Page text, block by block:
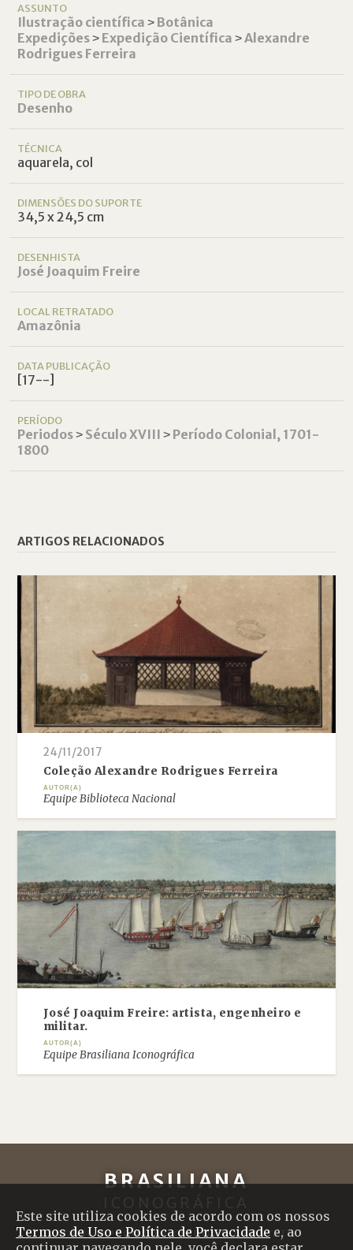
Este site utiliza cookies de acordo com os nossos
Termos de Uso e Política de Privacidade e, ao
ASSUNTO
Ilustração científica ˃ Botânica
Expedições˃ Expedição Científica ˃Alexandre
Rodrigues Ferreira
TIPO DE OBRA
Desenho
TÉCNICA
aquarela, col
DIMENSÕES DO SUPORTE
34,5 x 24,5 cm
DESENHISTA
José Joaquim Freire
LOCAL RETRATADO
Amazônia
DATA PUBLICAÇÃO
[17--]
PERÍODO
Periodos˃ Século XVIII ˃ Período Colonial, 1701-
1800
ARTIGOS RELACIONADOS
24/11/2017
Coleção Alexandre Rodrigues Ferreira
AUTOR(A)
Equipe Biblioteca Nacional
José Joaquim Freire: artista, engenheiro e
militar.
AUTOR(A)
Equipe Brasiliana Iconográfica
BRASILIANA
ICONOGRÁFICA
SOBRE O PROJETO | CRÉDITOS |CONTATO